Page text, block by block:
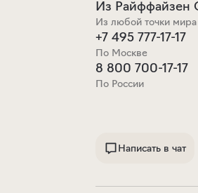
Из Райффайзен
Из любой точки мира
+7 495 777-17-17
По Москве
8 800 700-17-17
По России
Написать в чат